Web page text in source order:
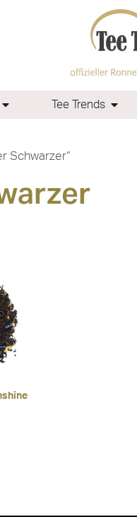
Tee Trends
Schwarzer“